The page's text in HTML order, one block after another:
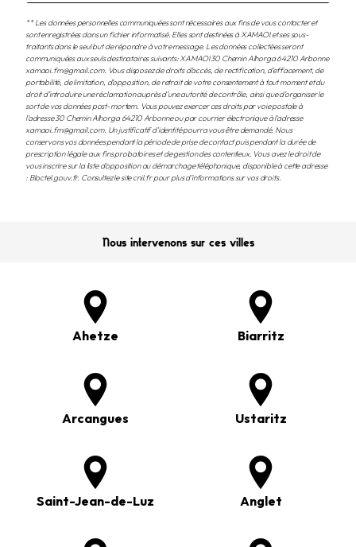
** Les données personnelles communiquées sont nécessaires aux fins de vous contacter et
sont enregistrées dans un fichier informatisé. Elles sont destinées à XAMAOI et ses sous-
traitants dans le seul but de répondre à votre message. Les données collectées seront
communiquées aux seuls destinataires suivants: XAMAOI 30 Chemin Alhorga 64210 Arbonne
xamaoi.fm@gmail.com. Vous disposez de droits d’accès, de rectification, d’effacement, de
portabilité, de limitation, d’opposition, de retrait de votre consentement à tout moment et du
droit d’introduire une réclamation auprès d’une autorité de contrôle, ainsi que d’organiser le
sort de vos données post-mortem. Vous pouvez exercer ces droits par voie postale à
l'adresse 30 Chemin Alhorga 64210 Arbonne ou par courrier électronique à l'adresse
xamaoi.fm@gmail.com. Un justificatif d'identité pourra vous être demandé. Nous
conservons vos données pendant la période de prise de contact puis pendant la durée de
prescription légale aux fins probatoires et de gestion des contentieux. Vous avez le droit de
vous inscrire sur la liste d'opposition au démarchage téléphonique, disponible à cette adresse
: Bloctel.gouv.fr. Consultez le site cnil.fr pour plus d’informations sur vos droits.
Nous intervenons sur ces villes
Ahetze Biarritz
Arcangues Ustaritz
Saint-Jean-de-Luz Anglet